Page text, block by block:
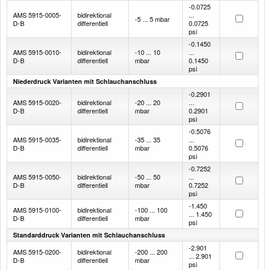
AMS 5915-0005-
D-B
bidirektional
differentiell
-5 ... 5 mbar
-0.0725
...
0.0725
psi
AMS 5915-0010-
D-B
bidirektional
differentiell
-10 ... 10
mbar
-0.1450
...
0.1450
psi
Niederdruck Varianten mit Schlauchanschluss
AMS 5915-0020-
D-B
bidirektional
differentiell
-20 ... 20
mbar
-0.2901
...
0.2901
psi
AMS 5915-0035-
D-B
bidirektional
differentiell
-35 ... 35
mbar
-0.5076
...
0.5076
psi
AMS 5915-0050-
D-B
bidirektional
differentiell
-50 ... 50
mbar
-0.7252
...
0.7252
psi
AMS 5915-0100-
D-B
bidirektional
differentiell
-100 ... 100
mbar
-1.450
... 1.450
psi
Standarddruck Varianten mit Schlauchanschluss
AMS 5915-0200-
D-B
bidirektional
differentiell
-200 ... 200
mbar
-2.901
... 2.901
psi